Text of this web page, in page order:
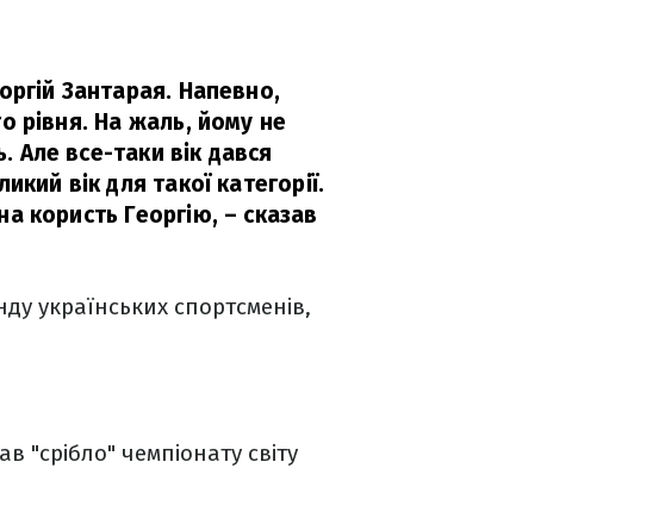
Зантарая. Напевно,
рівня. На жаль, йому не
Але все-таки вік дався
вік для такої категорії.
користь Георгію, – сказав
українських спортсменів,
"срібло" чемпіонату світу